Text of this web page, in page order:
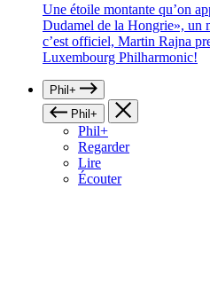
Une étoile montante qu’on
Dudamel de la Hongrie», un
c’est officiel, Martin Rajna
Luxembourg Philharmonic!
Phil+
Phil+
Phil+
Regarder
Lire
Écouter